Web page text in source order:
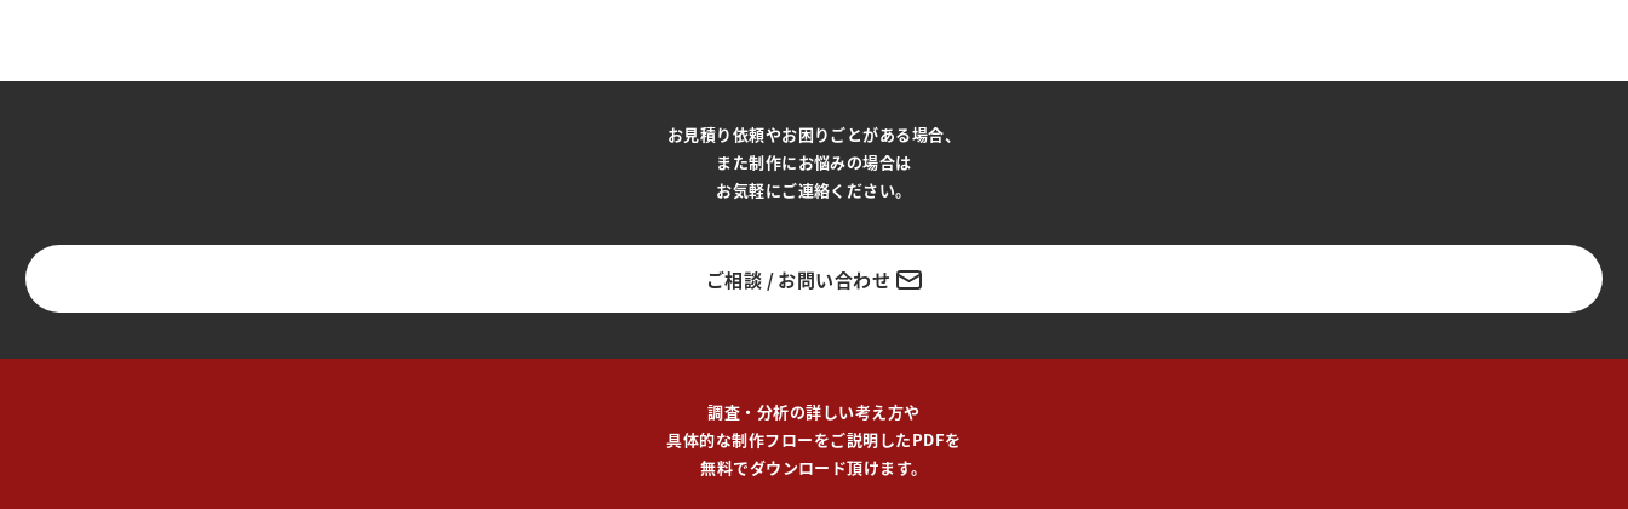
お見積り依頼やお困りごとがある場合、
また制作にお悩みの場合は
お気軽にご連絡ください。
ご相談 / お問い合わせ
調査・分析の詳しい考え方や
具体的な制作フローをご説明したPDFを
無料でダウンロード頂けます。